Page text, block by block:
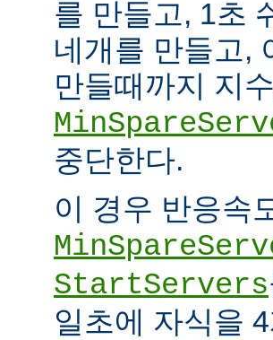
를 만들고, 1초
네개를 만들고,
만들때까지 지
중단한다.
이 경우 반응속
StartServers
일초에 자식을